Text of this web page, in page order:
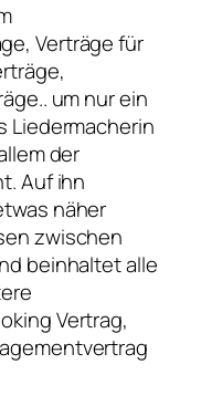
Verträge für
um nur ein
Liedermacherin
der
Auf ihn
näher
zwischen
beinhaltet alle
Vertrag,